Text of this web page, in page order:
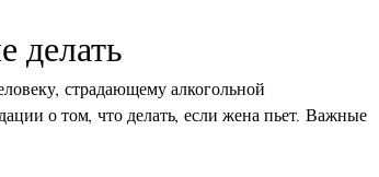
делать
страдающему алкогольной
о том, что делать, если жена пьет. Важные